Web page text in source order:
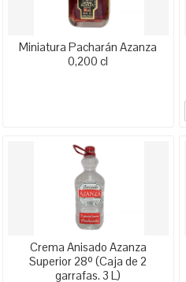
Miniatura Pacharán Azanza
0,200 cl
Crema Anisado Azanza
Superior 28º (Caja de 2
garrafas. 3 L)